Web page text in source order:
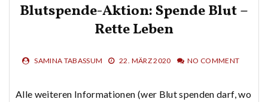
Blutspende-Aktion: Spende Blut –
Rette Leben
SAMINA TABASSUM 22. MÄRZ 2020 NO COMMENT
Alle weiteren Informationen (wer Blut spenden darf, wo